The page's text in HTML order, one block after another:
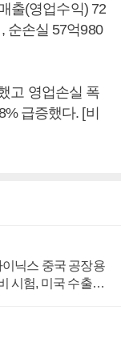
출(영업수익) 72
순손실 57억980
고 영업손실 폭
급증했다. [비
닉스 중국 공장용
시험, 미국 수출통